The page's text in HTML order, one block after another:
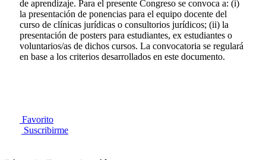
de aprendizaje. Para el presente Congreso se convoca a: (i)
la presentación de ponencias para el equipo docente del
curso de clínicas jurídicas o consultorios jurídicos; (ii) la
presentación de posters para estudiantes, ex estudiantes o
voluntarios/as de dichos cursos. La convocatoria se regulará
en base a los criterios desarrollados en este documento.
Favorito
Suscribirme